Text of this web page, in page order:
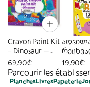
Crayon Paint Kit
– Dinosaur —
„დინოზავრები
ს ფერადი
თავგადასავა
69,90₾
ფერადი
12 ფერი
19,90₾
Parcourir les
PlanchesLivresPapeterie